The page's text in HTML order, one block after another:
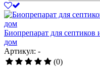
Биопрепарат для
дом
Артикул: -
(0)